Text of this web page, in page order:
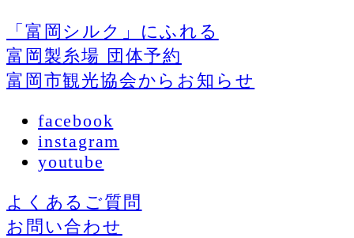
「富岡シルク」にふれる
富岡製糸場 団体予約
富岡市観光協会からお知らせ
facebook
instagram
youtube
よくあるご質問
お問い合わせ